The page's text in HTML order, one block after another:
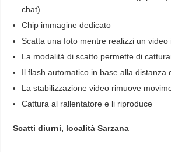
chat)
Chip immagine dedicato
Scatta una foto mentre realizzi un video
La modalità di scatto permette di
Il flash automatico in base alla distanza
La stabilizzazione video rimuove
Cattura al rallentatore e li riproduce
Scatti diurni, località Sarzana